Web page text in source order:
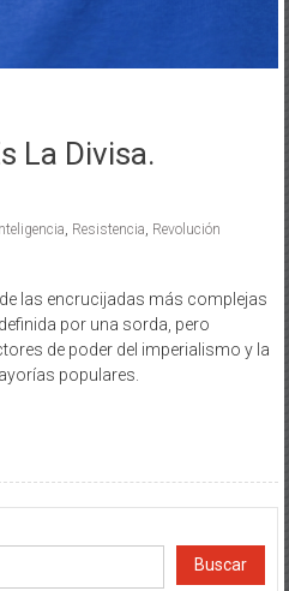
La Divisa.
Inteligencia, Resistencia, Revolución
las encrucijadas más complejas
por una sorda, pero
de poder del imperialismo y la
populares.
Buscar